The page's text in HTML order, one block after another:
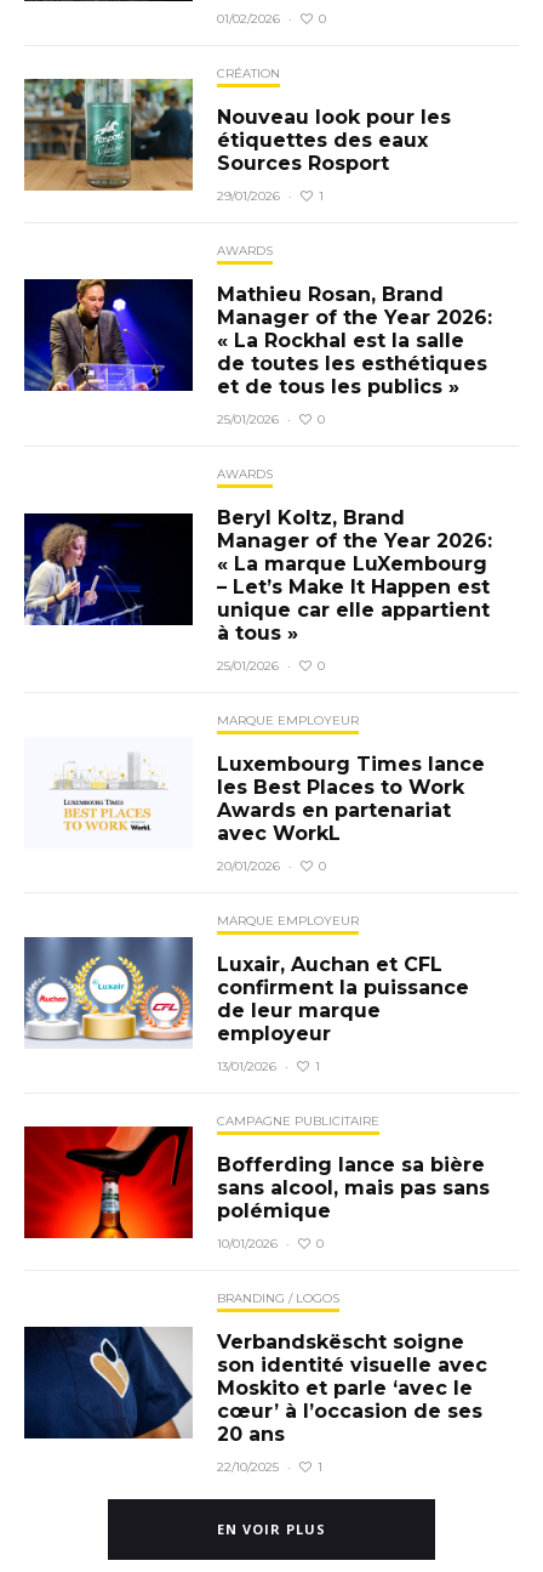
01/02/2026 · 0
CRÉATION
Nouveau look pour les
étiquettes des eaux
Sources Rosport
29/01/2026 · 1
AWARDS
Mathieu Rosan, Brand
Manager of the Year 2026:
« La Rockhal est la salle
de toutes les esthétiques
et de tous les publics »
25/01/2026 · 0
AWARDS
Beryl Koltz, Brand
Manager of the Year 2026:
« La marque LuXembourg
– Let’s Make It Happen est
unique car elle appartient
à tous »
25/01/2026 · 0
MARQUE EMPLOYEUR
Luxembourg Times lance
les Best Places to Work
Awards en partenariat
avec WorkL
20/01/2026 · 0
MARQUE EMPLOYEUR
Luxair, Auchan et CFL
confirment la puissance
de leur marque
employeur
13/01/2026 · 1
CAMPAGNE PUBLICITAIRE
Bofferding lance sa bière
sans alcool, mais pas sans
polémique
10/01/2026 · 0
BRANDING / LOGOS
Verbandskëscht soigne
son identité visuelle avec
Moskito et parle ‘avec le
cœur’ à l’occasion de ses
20 ans
22/10/2025 · 1
EN VOIR PLUS